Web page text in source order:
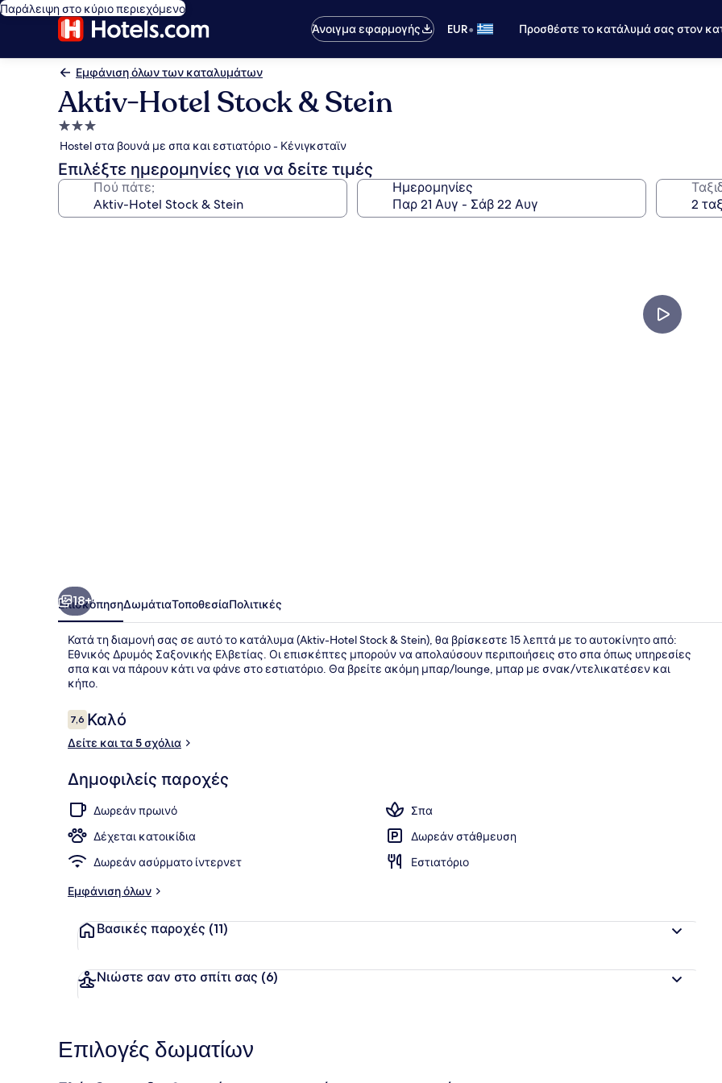
Παράλειψη στο κύριο περιεχόμενο
Άνοιγμα εφαρμογής
EUR• Προσθέστε το κατάλυμά σας στον
Εμφάνιση όλων των καταλυμάτων
Aktiv-Hotel Stock & Stein
Κατάλυμα
με
3.0
αστέρια
Hostel στα βουνά με σπα και εστιατόριο - Κένιγκσταϊν
Επιλέξτε ημερομηνίες για να δείτε τιμές
Πού πάτε; Ημερομηνίες
18+
ΕπισκόπησηΔωμάτιαΤοποθεσίαΠολιτικές
Κατά τη διαμονή σας σε αυτό το κατάλυμα (Aktiv-Hotel Stock & Stein), θα βρίσκεστε 15 λεπτά με το αυτοκίνητο από:
Εθνικός Δρυμός Σαξονικής Ελβετίας. Οι επισκέπτες μπορούν να απολαύσουν περιποιήσεις στο σπα όπως υπηρεσίες
σπα και να πάρουν κάτι να φάνε στο εστιατόριο. Θα βρείτε ακόμη μπαρ/lounge, μπαρ με σνακ/ντελικατέσεν και
κήπο.
Σχόλια
7,67,6 στα 10
Καλό
Δείτε και τα 5 σχόλια
Δημοφιλείς παροχές
Δωρεάν πρωινό
Σπα
Δέχεται κατοικίδια
Δωρεάν στάθμευση
Δωρεάν ασύρματο ίντερνετ
Εστιατόριο
Εμφάνιση όλων
Βασικές παροχές (11)
Νιώστε σαν στο σπίτι σας (6)
Επιλογές δωματίων